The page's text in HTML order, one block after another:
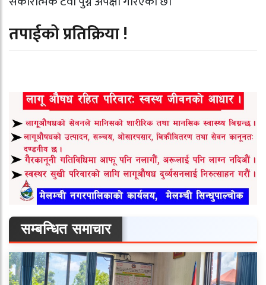
तपाईको प्रतिक्रिया !
सम्बन्धित समाचार